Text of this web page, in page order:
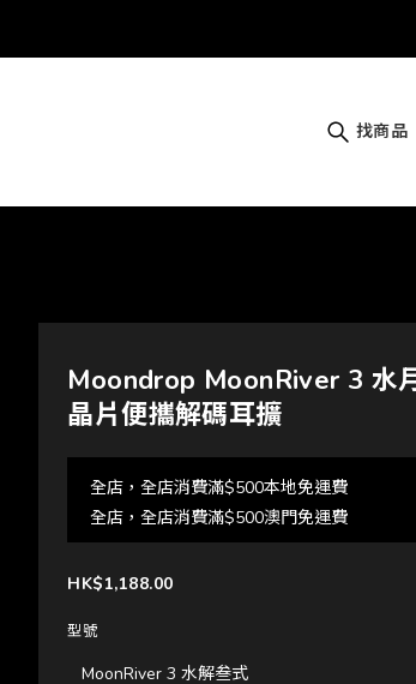
找商品
Moondrop MoonRiver 3 水
晶片便攜解碼耳擴
全店，全店消費滿$500本地免運費
全店，全店消費滿$500澳門免運費
HK$1,188.00
型號